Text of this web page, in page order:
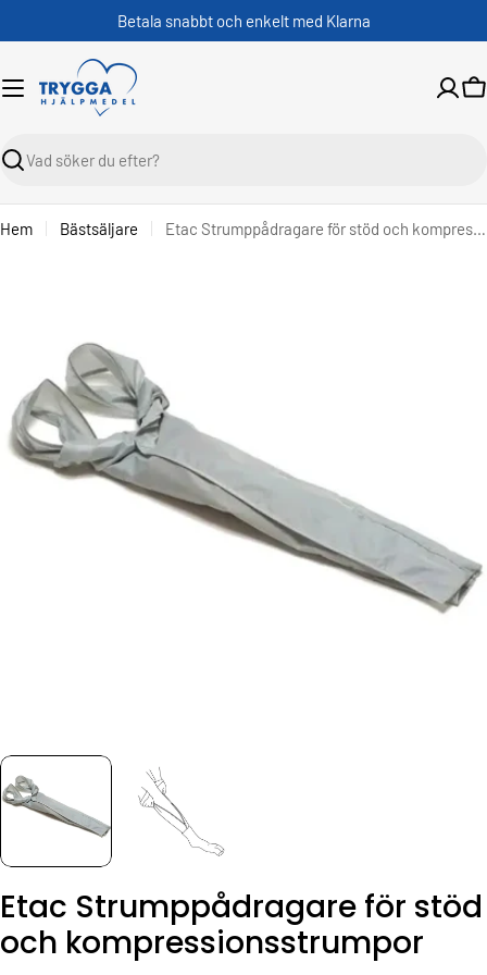
Betala snabbt och enkelt med Klarna
Sök
Hem Bästsäljare Etac Strumppådragare för stöd och kompressionsstrumpor
Etac Strumppådragare för stöd
och kompressionsstrumpor